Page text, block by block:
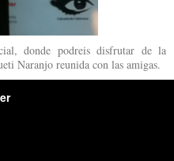
donde podreis disfrutar de la
Naranjo reunida con las amigas.